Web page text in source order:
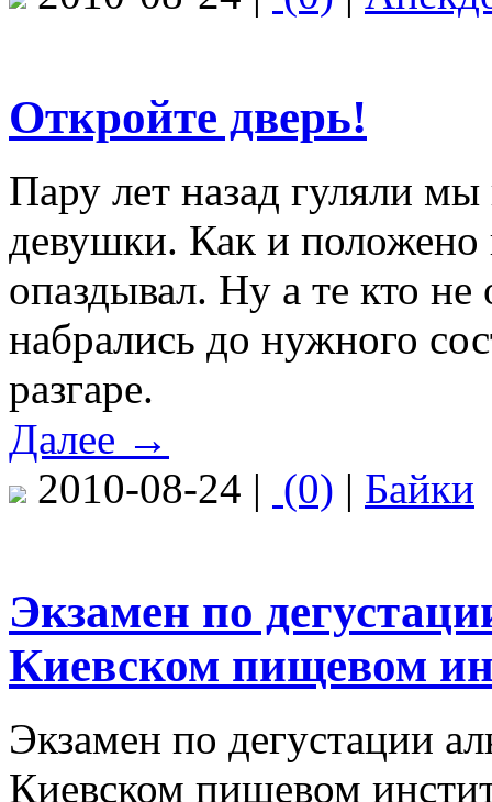
Откройте дверь!
Пару лет назад гуляли
девушки. Как и положено
опаздывал. Ну а те кто не
набрались до нужного
разгаре.
Далее →
2010-08-24 | (0) | Байки
Экзамен по
Киевском пищевом
Экзамен по дегустации
Киевском пищевом